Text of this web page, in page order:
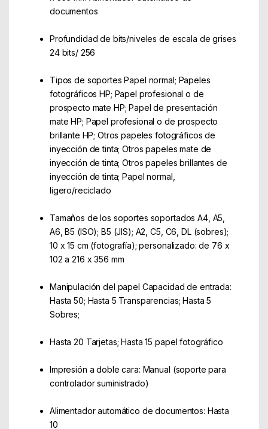
documentos
Profundidad de bits/niveles de escala de grises
24 bits/ 256
Tipos de soportes Papel normal; Papeles
fotográficos HP; Papel profesional o de
prospecto mate HP; Papel de presentación
mate HP; Papel profesional o de prospecto
brillante HP; Otros papeles fotográficos de
inyección de tinta; Otros papeles mate de
inyección de tinta; Otros papeles brillantes de
inyección de tinta; Papel normal,
ligero/reciclado
Tamaños de los soportes soportados A4, A5,
A6, B5 (ISO); B5 (JIS); A2, C5, C6, DL (sobres);
10 x 15 cm (fotografía); personalizado: de 76 x
102 a 216 x 356 mm
Manipulación del papel Capacidad de entrada:
Hasta 50; Hasta 5 Transparencias; Hasta 5
Sobres;
Hasta 20 Tarjetas; Hasta 15 papel fotográfico
Impresión a doble cara: Manual (soporte para
controlador suministrado)
Alimentador automático de documentos: Hasta
10